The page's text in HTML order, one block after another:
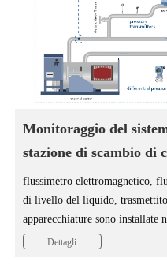
Monitoraggio del
stazione di scambio di
flussimetro elettromagnetico,
di livello del liquido,
apparecchiature sono installate
stazione di scambio di calore
Dettagli